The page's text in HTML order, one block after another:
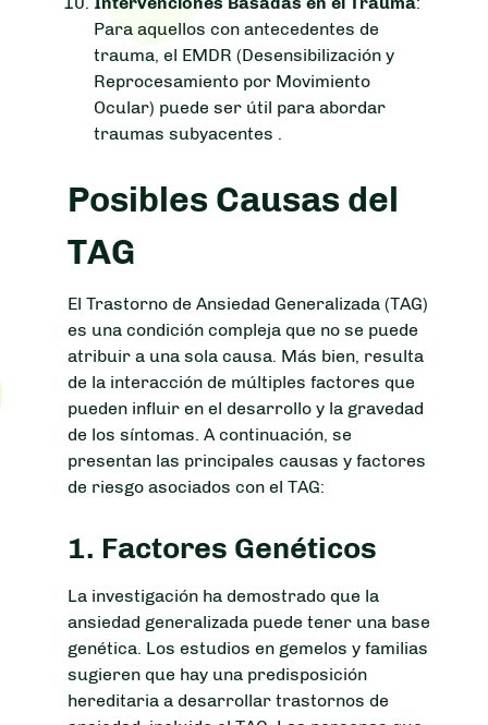
Para aquellos con antecedentes de
trauma, el EMDR (Desensibilización y
Reprocesamiento por Movimiento
Ocular) puede ser útil para abordar
traumas subyacentes .
Posibles Causas del
TAG
El Trastorno de Ansiedad Generalizada (TAG)
es una condición compleja que no se puede
atribuir a una sola causa. Más bien, resulta
de la interacción de múltiples factores que
pueden influir en el desarrollo y la gravedad
de los síntomas. A continuación, se
presentan las principales causas y factores
de riesgo asociados con el TAG:
1. Factores Genéticos
La investigación ha demostrado que la
ansiedad generalizada puede tener una base
genética. Los estudios en gemelos y familias
sugieren que hay una predisposición
hereditaria a desarrollar trastornos de